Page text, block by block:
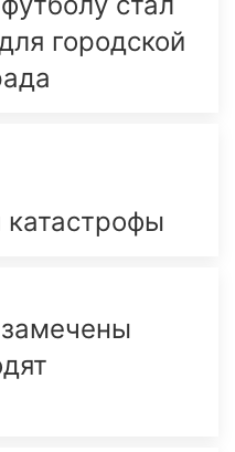
городской
катастрофы